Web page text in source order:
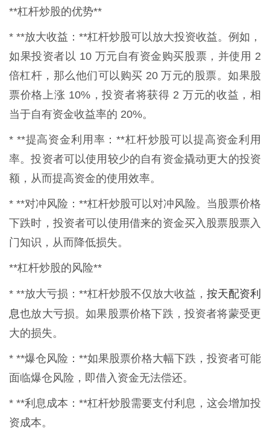
**杠杆炒股的优势**
* **放大收益：**杠杆炒股可以放大投资收益。例如，
如果投资者以 10 万元自有资金购买股票，并使用 2
倍杠杆，那么他们可以购买 20 万元的股票。如果股
票价格上涨 10%，投资者将获得 2 万元的收益，相
当于自有资金收益率的 20%。
* **提高资金利用率：**杠杆炒股可以提高资金利用
率。投资者可以使用较少的自有资金撬动更大的投资
额，从而提高资金的使用效率。
* **对冲风险：**杠杆炒股可以对冲风险。当股票价格
下跌时，投资者可以使用借来的资金买入股票股票入
门知识，从而降低损失。
**杠杆炒股的风险**
* **放大亏损：**杠杆炒股不仅放大收益， 按天配资利
息也放大亏损。如果股票价格下跌，投资者将蒙受更
大的损失。
* **爆仓风险：**如果股票价格大幅下跌，投资者可能
面临爆仓风险，即借入资金无法偿还。
* **利息成本：**杠杆炒股需要支付利息，这会增加投
资成本。